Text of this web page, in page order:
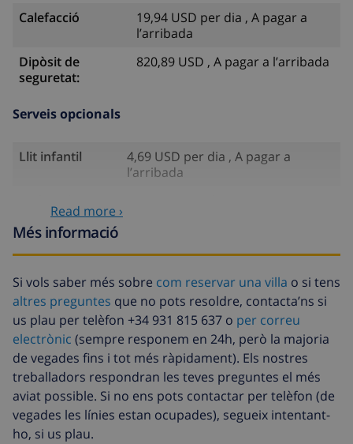
Calefacció
19,94 USD per dia , A pagar a
l’arribada
Dipòsit de
seguretat:
820,89 USD , A pagar a l’arribada
Serveis opcionals
Llit infantil
4,69 USD per dia , A pagar a
l’arribada
Animals de
companyia
58,64 USD , A pagar a l’arribada
Arribada amb
retard
58,64 USD , A pagar a l’arribada
Llit extra
14,07 USD per dia , A pagar a
l’arribada
Llençols i
tovalloles
Inclòs per persona
Read more ›
Més informació
Si vols saber més sobre com reservar una villa o si tens
altres preguntes que no pots resoldre, contacta’ns si
us plau per telèfon +34 931 815 637 o per correu
electrònic (sempre responem en 24h, però la majoria
de vegades fins i tot més ràpidament). Els nostres
treballadors respondran les teves preguntes el més
aviat possible. Si no ens pots contactar per telèfon (de
vegades les línies estan ocupades), segueix intentant-
ho, si us plau.